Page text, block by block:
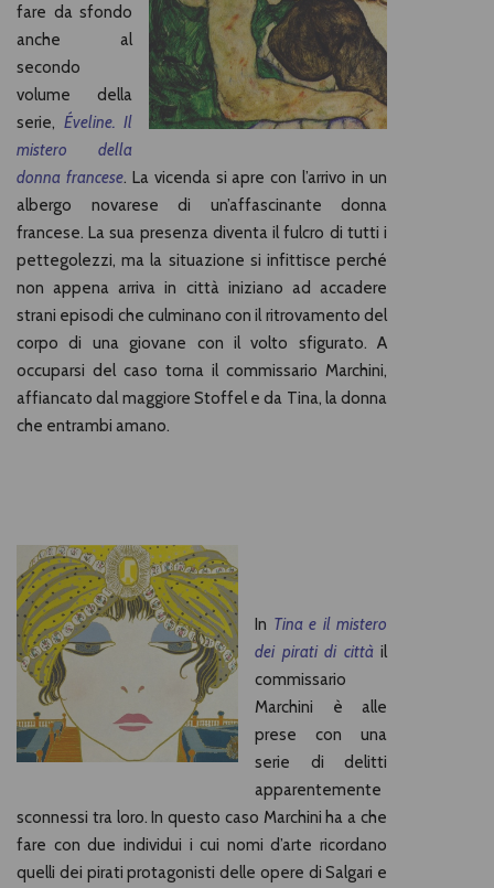
fare da sfondo
anche al
secondo
volume della
serie, Éveline. Il
mistero della
donna francese. La vicenda si apre con l’arrivo in un
albergo novarese di un’affascinante donna
francese. La sua presenza diventa il fulcro di tutti i
pettegolezzi, ma la situazione si infittisce perché
non appena arriva in città iniziano ad accadere
strani episodi che culminano con il ritrovamento del
corpo di una giovane con il volto sfigurato. A
occuparsi del caso torna il commissario Marchini,
affiancato dal maggiore Stoffel e da Tina, la donna
che entrambi amano.
In Tina e il mistero
dei pirati di cittàil
commissario
Marchini è alle
prese con una
serie di delitti
apparentemente
sconnessi tra loro. In questo caso Marchini ha a che
fare con due individui i cui nomi d’arte ricordano
quelli dei pirati protagonisti delle opere di Salgari e